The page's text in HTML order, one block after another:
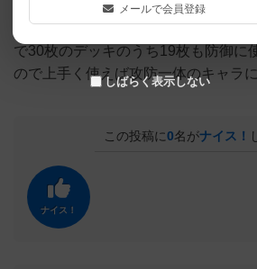
攻撃特化のキャラのように見えて実
で30枚のデッキのうち19枚も防御に
ので上手く使えば攻防一体のキャラ
この投稿に0名がナイス！
ナイス！
メールで会員登録
しばらく表示しない